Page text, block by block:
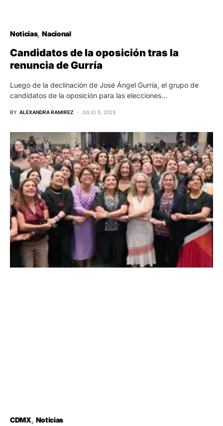
Noticias Nacional
Candidatos de la oposición tras la
renuncia de Gurría
Luego de la declinación de José Ángel Gurría, el grupo de
candidatos de la oposición para las elecciones…
BY ALEXANDRA RAMIREZ JULIO 5, 2023
CDMX Noticias